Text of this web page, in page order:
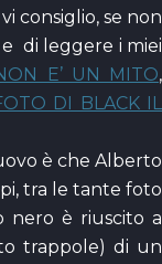
consiglio, se non
di leggere i miei
E’ UN MITO,
DI BLACK IL
è che Alberto
tra le tante foto
nero è riuscito a
trappole) di un